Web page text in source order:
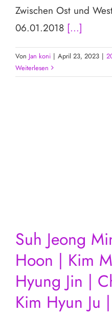
Zwischen Ost und
06.01.2018 [...]
Von Jan koni | April 23, 2023 |
Weiterlesen
Suh Jeong
Hoon | Kim
Hyung Jin |
Kim Hyun Ju